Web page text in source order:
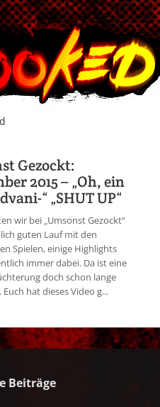
Gezockt:
2015 – „Oh, ein
“ „SHUT UP“
wir bei „Umsonst Gezockt“
guten Lauf mit den
Spielen, einige Highlights
immer dabei. Da ist eine
doch schon lange
hat dieses Video g...
Beiträge